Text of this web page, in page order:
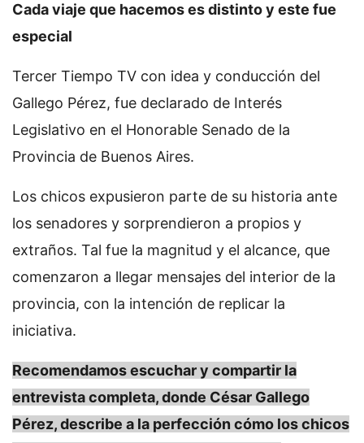
Cada viaje que hacemos es distinto y este fue
especial
Tercer Tiempo TV con idea y conducción del
Gallego Pérez, fue declarado de Interés
Legislativo en el Honorable Senado de la
Provincia de Buenos Aires.
Los chicos expusieron parte de su historia ante
los senadores y sorprendieron a propios y
extraños. Tal fue la magnitud y el alcance, que
comenzaron a llegar mensajes del interior de la
provincia, con la intención de replicar la
iniciativa.
Recomendamos escuchar y compartir la
entrevista completa, donde César Gallego
Pérez, describe a la perfección cómo los chicos